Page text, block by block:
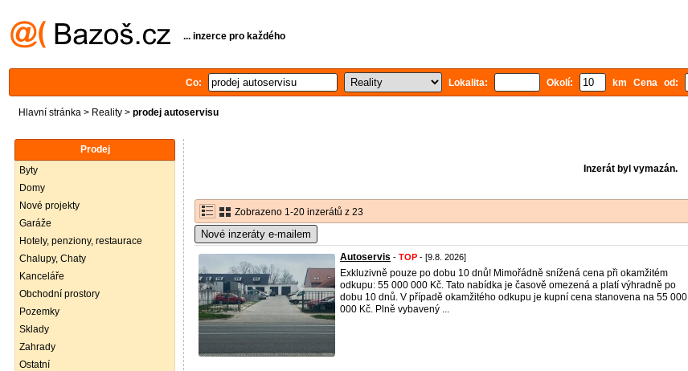
... inzerce pro každého
Co: Lokalita: Okolí: km Cena od:
Hlavní stránka > Reality > prodej autoservisu
Prodej
Byty
Domy
Nové projekty
Garáže
Hotely, penziony, restaurace
Chalupy, Chaty
Kanceláře
Obchodní prostory
Pozemky
Sklady
Zahrady
Ostatní
Inzerát byl vymazán.
Zobrazeno 1-20 inzerátů z 23
Nové inzeráty e-mailem
Autoservis - TOP - [9.8. 2026]
Exkluzivně pouze po dobu 10 dnů! Mimořádně snížená cena při okamžitém
odkupu: 55 000 000 Kč. Tato nabídka je časově omezená a platí výhradně po
dobu 10 dnů. V případě okamžitého odkupu je kupní cena stanovena na 55 000
000 Kč. Plně vybavený ...